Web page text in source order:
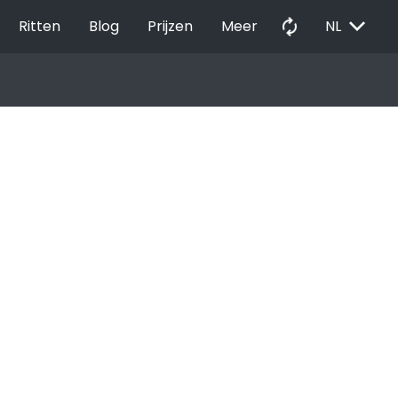
Ritten Blog Prijzen Meer autorenew NL EXPAND_MORE